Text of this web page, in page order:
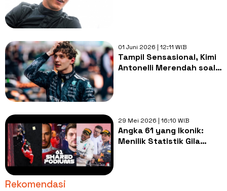
01 Juni 2026 | 12:11 WIB
Tampil Sensasional, Kimi
Antonelli Merendah soal
29 Mei 2026 | 16:10 WIB
Angka 61 yang Ikonik:
Menilik Statistik Gila
Rekomendasi